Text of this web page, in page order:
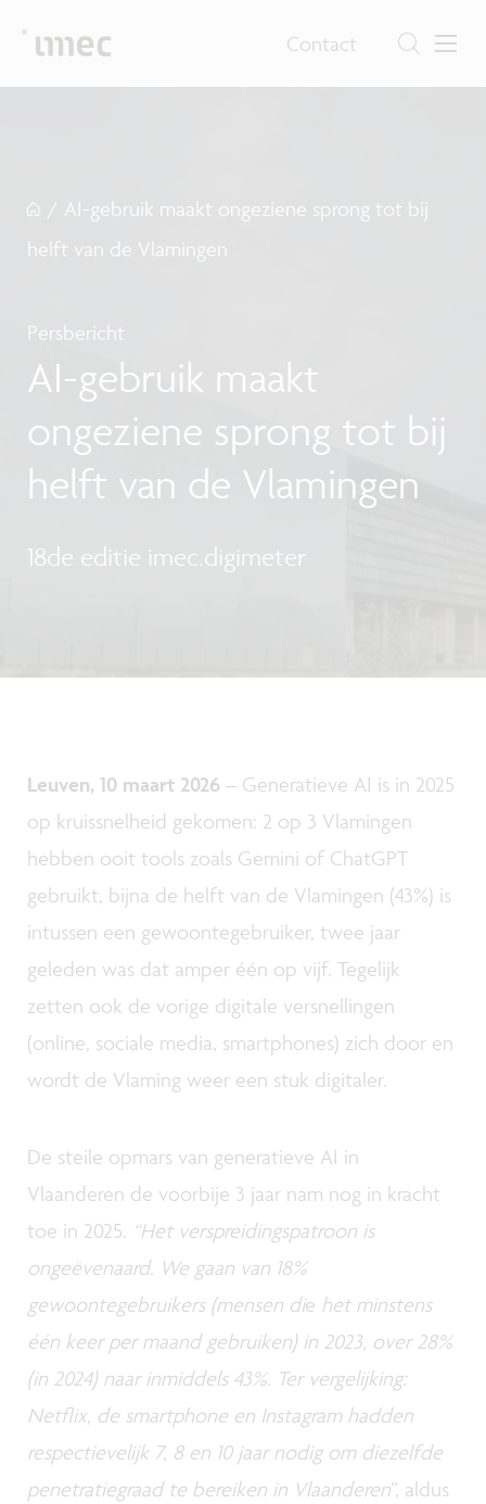
Contact
/ AI-gebruik maakt ongeziene sprong tot bij
helft van de Vlamingen
Persbericht
AI-gebruik maakt
ongeziene sprong tot bij
helft van de Vlamingen
18de editie imec.digimeter
Leuven, 10 maart 2026 – Generatieve AI is in 2025
op kruissnelheid gekomen: 2 op 3 Vlamingen
hebben ooit tools zoals Gemini of ChatGPT
gebruikt, bijna de helft van de Vlamingen (43%) is
intussen een gewoontegebruiker, twee jaar
geleden was dat amper één op vijf. Tegelijk
zetten ook de vorige digitale versnellingen
(online, sociale media, smartphones) zich door en
wordt de Vlaming weer een stuk digitaler.
De steile opmars van generatieve AI in
Vlaanderen de voorbije 3 jaar nam nog in kracht
toe in 2025. “Het verspreidingspatroon is
ongeëvenaard. We gaan van 18%
gewoontegebruikers (mensen die het minstens
één keer per maand gebruiken) in 2023, over 28%
(in 2024) naar inmiddels 43%. Ter vergelijking:
Netflix, de smartphone en Instagram hadden
respectievelijk 7, 8 en 10 jaar nodig om diezelfde
penetratiegraad te bereiken in Vlaanderen”, aldus